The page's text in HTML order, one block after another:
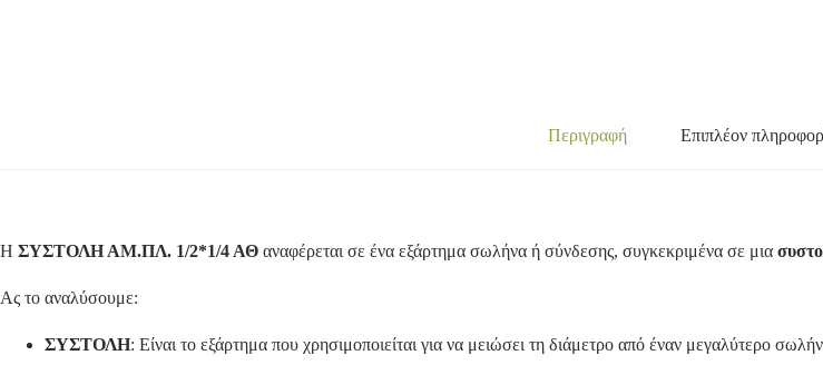
Περιγραφή Επιπλέον
Η ΣΥΣΤΟΛΗ ΑΜ.ΠΛ. 1/2*1/4 ΑΘ αναφέρεται σε ένα εξάρτημα σωλήνα ή σύνδεσης, συγκεκριμένα σε μια
Ας το αναλύσουμε:
ΣΥΣΤΟΛΗ: Είναι το εξάρτημα που χρησιμοποιείται για να μειώσει τη διάμετρο από έναν μεγαλύτερο